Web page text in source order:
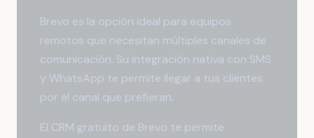
Brevo es la opción ideal para equipos
remotos que necesitan múltiples canales de
comunicación. Su integración nativa con SMS
y WhatsApp te permite llegar a tus clientes
por el canal que prefieran.
El CRM gratuito de Brevo te permite